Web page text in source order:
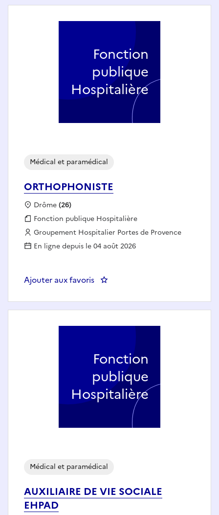
ORTHOPHONISTE
Médical et paramédical
Localisation :
Drôme(26)
Fonction publique :
Fonction publique Hospitalière
Employeur :
Groupement Hospitalier Portes de Provence
En ligne depuis le 04 août 2026
Ajouter aux favoris : ORTHOPHONISTE
Fonction
publique
Hospitalière
AUXILIAIRE DE VIE SOCIALE
EHPAD
Médical et paramédical
Fonction
publique
Hospitalière